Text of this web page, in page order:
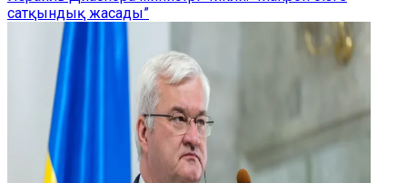
сатқындық жасады”